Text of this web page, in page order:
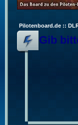
Pilotenboard.de ::
Gib